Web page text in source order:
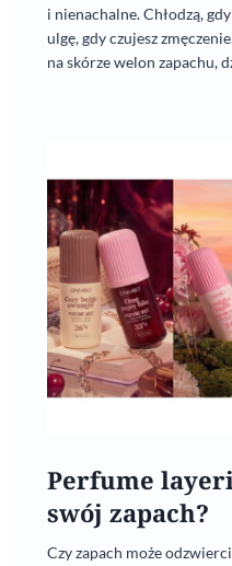
i nienachalne. Chłodzą,
ulgę, gdy czujesz
na skórze welon zapachu,
Perfume
swój zapach?
Czy zapach może